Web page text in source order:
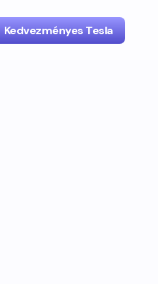
Kedvezményes Tesla